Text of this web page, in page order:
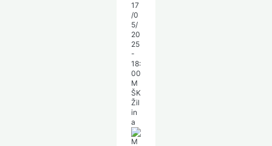
17
/0
5/
20
25
-
18:
00
M
ŠK
Žil
in
a